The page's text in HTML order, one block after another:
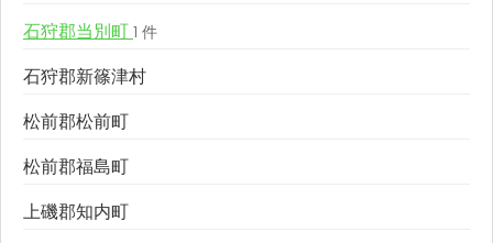
石狩郡当別町 1 件
石狩郡新篠津村
松前郡松前町
松前郡福島町
上磯郡知内町